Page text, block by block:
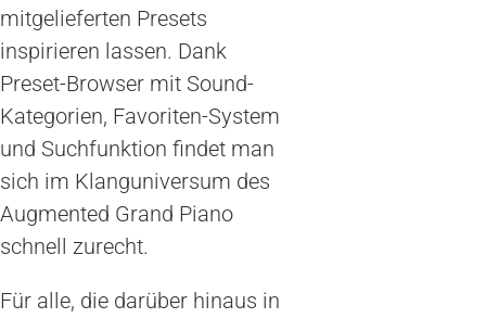
mitgelieferten Presets
inspirieren lassen. Dank
Preset-Browser mit Sound-
Kategorien, Favoriten-System
und Suchfunktion findet man
sich im Klanguniversum des
Augmented Grand Piano
schnell zurecht.
Für alle, die darüber hinaus in